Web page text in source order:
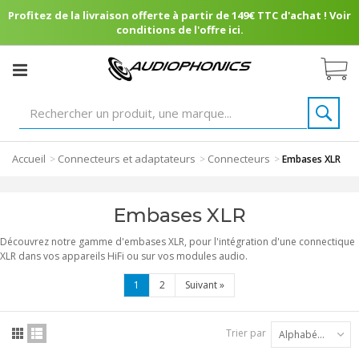
Profitez de la livraison offerte à partir de 149€ TTC d'achat ! Voir
conditions de l'offre ici.
Accueil > Connecteurs et adaptateurs > Connecteurs >Embases XLR
Embases XLR
Découvrez notre gamme d'embases XLR, pour l'intégration d'une connectique
XLR dans vos appareils HiFi ou sur vos modules audio.
1 2 Suivant»
Trier par Alphabétique : A à Z